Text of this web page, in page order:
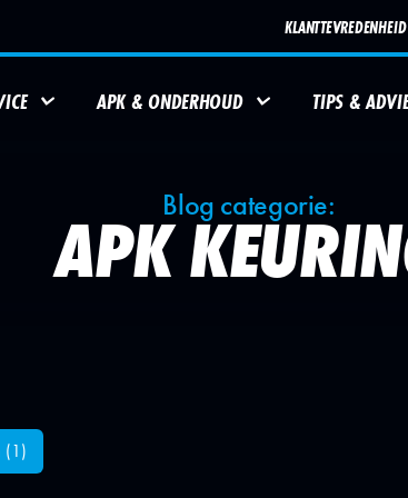
AUTOBANDEN
REPARATIE
APK & ONDERHOUD
SERVICE
ONDERHOUDSBEURT
TIPS &
Blog categorie:
APK
(1)